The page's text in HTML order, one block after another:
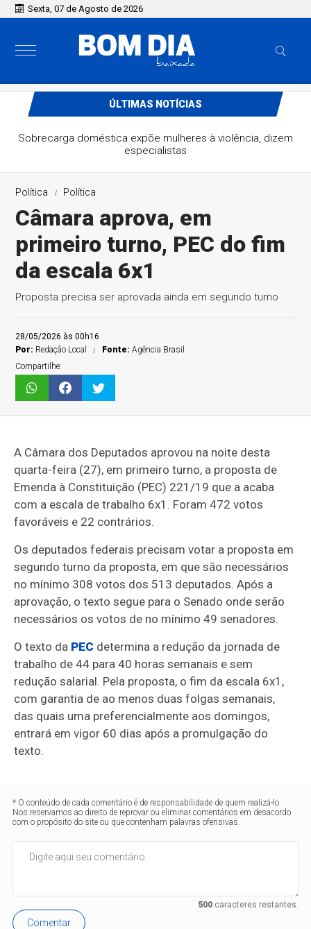
Sexta, 07 de Agosto de 2026
ÚLTIMAS NOTÍCIAS
Sobrecarga doméstica expõe mulheres à violência, dizem
especialistas
Política Política
Câmara aprova, em
primeiro turno, PEC do fim
da escala 6x1
Proposta precisa ser aprovada ainda em segundo turno
28/05/2026 às 00h16
Por: Redaçâo Local Fonte:Agência Brasil
Compartilhe:
A Câmara dos Deputados aprovou na noite desta
quarta-feira (27), em primeiro turno, a proposta de
Emenda à Constituição (PEC) 221/19 que a acaba
com a escala de trabalho 6x1. Foram 472 votos
favoráveis e 22 contrários.
Os deputados federais precisam votar a proposta em
segundo turno da proposta, em que são necessários
no mínimo 308 votos dos 513 deputados. Após a
aprovação, o texto segue para o Senado onde serão
necessários os votos de no mínimo 49 senadores.
O texto da PEC determina a redução da jornada de
trabalho de 44 para 40 horas semanais e sem
redução salarial. Pela proposta, o fim da escala 6x1,
com garantia de ao menos duas folgas semanais,
das quais uma preferencialmente aos domingos,
entrará em vigor 60 dias após a promulgação do
texto.
* O conteúdo de cada comentário é de responsabilidade de quem realizá-lo.
Nos reservamos ao direito de reprovar ou eliminar comentários em desacordo
com o propósito do site ou que contenham palavras ofensivas.
500caracteres restantes.
Comentar